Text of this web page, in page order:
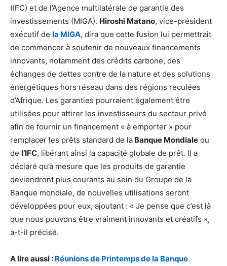
(IFC) et de l’Agence multilatérale de garantie des
investissements (MIGA). Hiroshi Matano, vice-président
exécutif de la MIGA, dira que cette fusion lui permettrait
de commencer à soutenir de nouveaux financements
innovants, notamment des crédits carbone, des
échanges de dettes contre de la nature et des solutions
énergétiques hors réseau dans des régions reculées
d’Afrique. Les garanties pourraient également être
utilisées pour attirer les investisseurs du secteur privé
afin de fournir un financement « à emporter » pour
remplacer les prêts standard de la Banque Mondiale ou
de l’IFC, libérant ainsi la capacité globale de prêt. Il a
déclaré qu’à mesure que les produits de garantie
deviendront plus courants au sein du Groupe de la
Banque mondiale, de nouvelles utilisations seront
développées pour eux, ajoutant : « Je pense que c’est là
que nous pouvons être vraiment innovants et créatifs »,
a-t-il précisé.
A lire aussi : Réunions de Printemps de la Banque